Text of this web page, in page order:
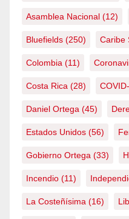
Asamblea Nacional (12)
Bluefields (250) Caribe
Colombia (11)
Costa Rica (28)
Daniel Ortega (45)
Estados Unidos (56)
Gobierno Ortega (33)
Incendio (11)
La Costeñísima (16)